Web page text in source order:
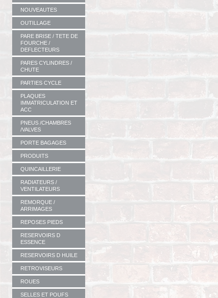
NOUVEAUTES
OUTILLAGE
PARE BRISE / TETE DE
FOURCHE /
DEFLECTEURS
PARES CYLINDRES /
CHUTE
PARTIES CYCLE
PLAQUES
IMMATRICULATION ET
ACC
PNEUS /CHAMBRES
/VALVES
PORTE BAGAGES
PRODUITS
QUINCAILLERIE
RADIATEURS /
VENTILATEURS
REMORQUE /
ARRIMAGES
REPOSES PIEDS
RESERVOIRS D
ESSENCE
RESERVOIRS D HUILE
RETROVISEURS
ROUES
SELLES ET POUFS